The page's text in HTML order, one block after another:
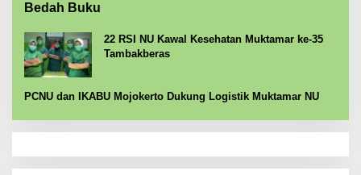
Bedah Buku
22 RSI NU Kawal Kesehatan Muktamar ke-35
Tambakberas
PCNU dan IKABU Mojokerto Dukung Logistik Muktamar NU